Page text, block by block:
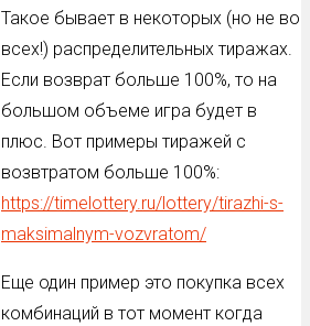
Такое бывает в некоторых (но не во
всех!) распределительных тиражах.
Если возврат больше 100%, то на
большом объеме игра будет в
плюс. Вот примеры тиражей с
возвтратом больше 100%:
https://timelottery.ru/lottery/tirazhi-s-
maksimalnym-vozvratom/
Еще один пример это покупка всех
комбинаций в тот момент когда